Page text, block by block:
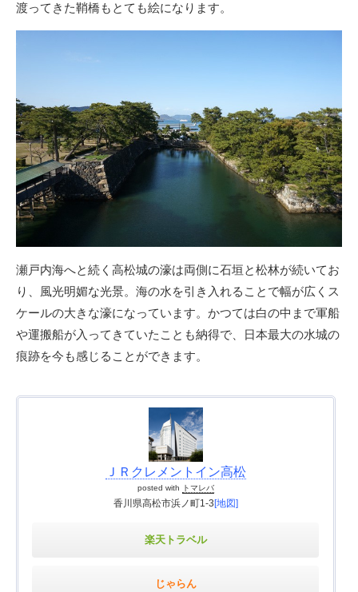
渡ってきた鞘橋もとても絵になります。
瀬戸内海へと続く高松城の濠は両側に石垣と松林が続いてお
り、風光明媚な光景。海の水を引き入れることで幅が広くス
ケールの大きな濠になっています。かつては白の中まで軍船
や運搬船が入ってきていたことも納得で、日本最大の水城の
痕跡を今も感じることができます。
ＪＲクレメントイン高松
posted with トマレバ
香川県高松市浜ノ町1-3[地図]
楽天トラベル
じゃらん